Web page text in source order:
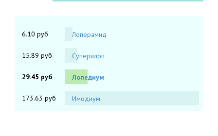
6.10 руб Лоперамид
15.89 руб Суперилоп
29.45 руб Лопедиум
173.63 руб Имодиум